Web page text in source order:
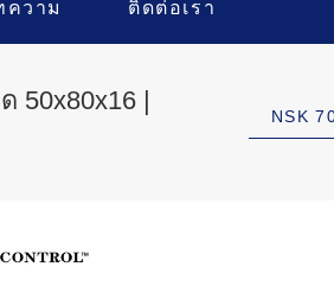
ความ ติดต่อเรา
50x80x16 |
NSK